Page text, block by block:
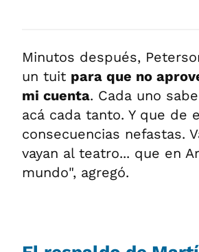
Minutos después,
un tuit para que no
mi cuenta. Cada uno
acá cada tanto. Y que de
consecuencias nefastas.
vayan al teatro... que en
mundo", agregó.